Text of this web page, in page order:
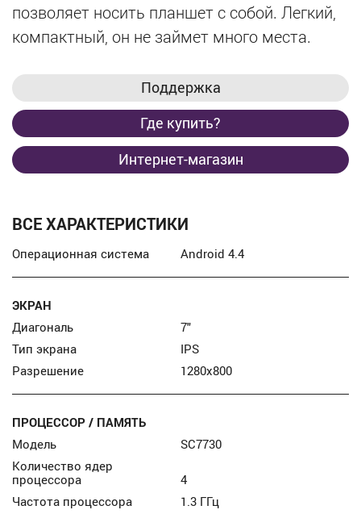
позволяет носить планшет с собой. Легкий,
компактный, он не займет много места.
Поддержка
Где купить?
Интернет-магазин
ВСЕ ХАРАКТЕРИСТИКИ
Операционная система Android 4.4
ЭКРАН
Диагональ
7″
Тип экрана
IPS
Разрешение
1280x800
ПРОЦЕССОР / ПАМЯТЬ
Модель
SC7730
Количество ядер
процессора
4
Частота процессора
1.3 ГГц